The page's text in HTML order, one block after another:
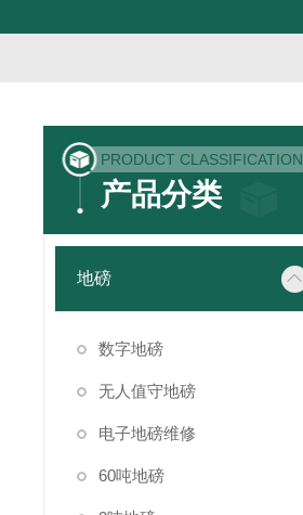
PRODUCT CLASSIFICATION
产品分类
地磅
数字地磅
无人值守地磅
电子地磅维修
60吨地磅